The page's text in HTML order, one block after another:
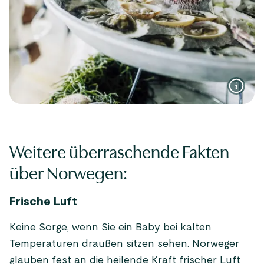
Weitere überraschende Fakten
über Norwegen:
Frische Luft
Keine Sorge, wenn Sie ein Baby bei kalten
Temperaturen draußen sitzen sehen. Norweger
glauben fest an die heilende Kraft frischer Luft